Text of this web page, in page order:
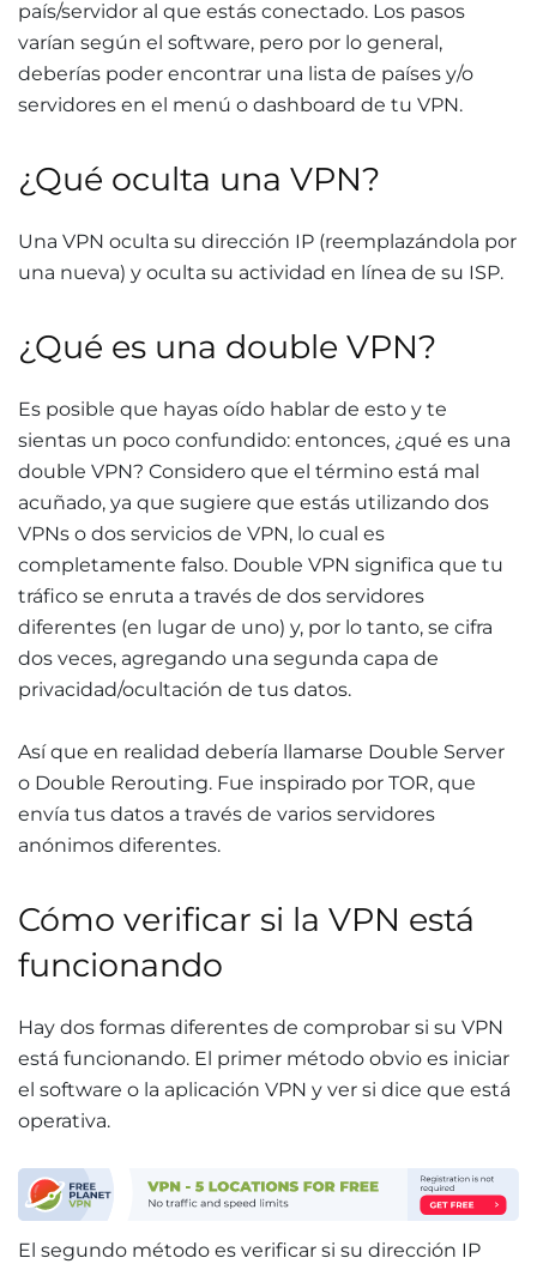
país/servidor al que estás conectado. Los pasos
varían según el software, pero por lo general,
deberías poder encontrar una lista de países y/o
servidores en el menú o dashboard de tu VPN.
¿Qué oculta una VPN?
Una VPN oculta su dirección IP (reemplazándola por
una nueva) y oculta su actividad en línea de su ISP.
¿Qué es una double VPN?
Es posible que hayas oído hablar de esto y te
sientas un poco confundido: entonces, ¿qué es una
double VPN? Considero que el término está mal
acuñado, ya que sugiere que estás utilizando dos
VPNs o dos servicios de VPN, lo cual es
completamente falso. Double VPN significa que tu
tráfico se enruta a través de dos servidores
diferentes (en lugar de uno) y, por lo tanto, se cifra
dos veces, agregando una segunda capa de
privacidad/ocultación de tus datos.
Así que en realidad debería llamarse Double Server
o Double Rerouting. Fue inspirado por TOR, que
envía tus datos a través de varios servidores
anónimos diferentes.
Cómo verificar si la VPN está
funcionando
Hay dos formas diferentes de comprobar si su VPN
está funcionando. El primer método obvio es iniciar
el software o la aplicación VPN y ver si dice que está
operativa.
El segundo método es verificar si su dirección IP